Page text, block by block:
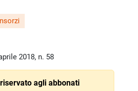
2018, n. 58
agli abbonati